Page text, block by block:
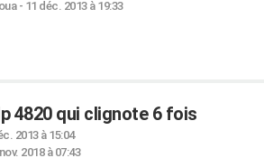
- 11 déc. 2013 à 19:33
4820 qui clignote 6 fois
2013 à 15:04
2018 à 07:43